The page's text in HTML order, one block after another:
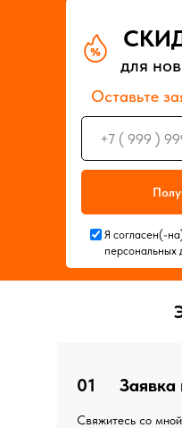
Я согласен(-
персональных
Оставьте
для
01 Заявка
Свяжитесь со